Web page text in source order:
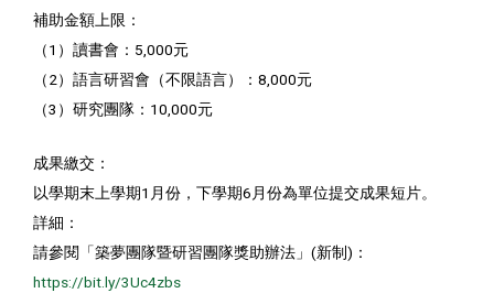
補助金額上限：
（1）讀書會：5,000元
（2）語言研習會（不限語言）：8,000元
（3）研究團隊：10,000元
成果繳交：
以學期末上學期1月份，下學期6月份為單位提交成果短片。
詳細：
請參閱「築夢團隊暨研習團隊獎助辦法」(新制)：
https://bit.ly/3Uc4zbs